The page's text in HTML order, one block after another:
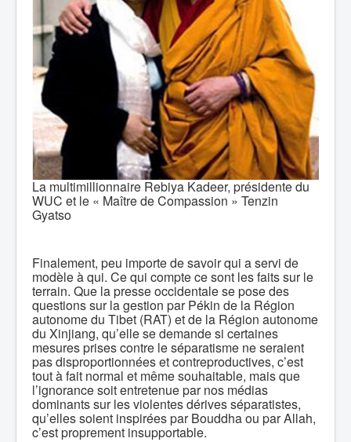
La multimillionnaire Rebiya Kadeer, présidente du
WUC et le « Maître de Compassion » Tenzin
Gyatso
Finalement, peu importe de savoir qui a servi de
modèle à qui. Ce qui compte ce sont les faits sur le
terrain. Que la presse occidentale se pose des
questions sur la gestion par Pékin de la Région
autonome du Tibet (RAT) et de la Région autonome
du Xinjiang, qu’elle se demande si certaines
mesures prises contre le séparatisme ne seraient
pas disproportionnées et contreproductives, c’est
tout à fait normal et même souhaitable, mais que
l’ignorance soit entretenue par nos médias
dominants sur les violentes dérives séparatistes,
qu’elles soient inspirées par Bouddha ou par Allah,
c’est proprement insupportable.